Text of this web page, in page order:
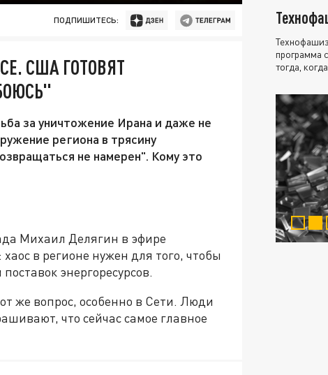
ПОДПИШИТЕСЬ:
США ГОТОВЯТ
за уничтожение Ирана и даже не
региона в трясину
не намерен". Кому это
Михаил Делягин в эфире
в регионе нужен для того, чтобы
энергоресурсов.
же вопрос, особенно в Сети. Люди
что сейчас самое главное
программа
тогда,